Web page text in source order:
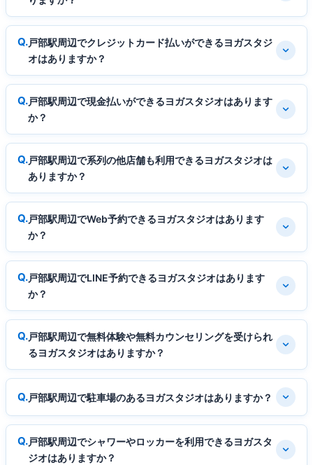
戸部駅周辺でクレジットカード払いができるヨガスタジ
オはありますか？
戸部駅周辺で現金払いができるヨガスタジオはあります
か？
戸部駅周辺で系列の他店舗も利用できるヨガスタジオは
ありますか？
戸部駅周辺でWeb予約できるヨガスタジオはあります
か？
戸部駅周辺でLINE予約できるヨガスタジオはあります
か？
戸部駅周辺で無料体験や無料カウンセリングを受けられ
るヨガスタジオはありますか？
戸部駅周辺で駐車場のあるヨガスタジオはありますか？
戸部駅周辺でシャワーやロッカーを利用できるヨガスタ
ジオはありますか？